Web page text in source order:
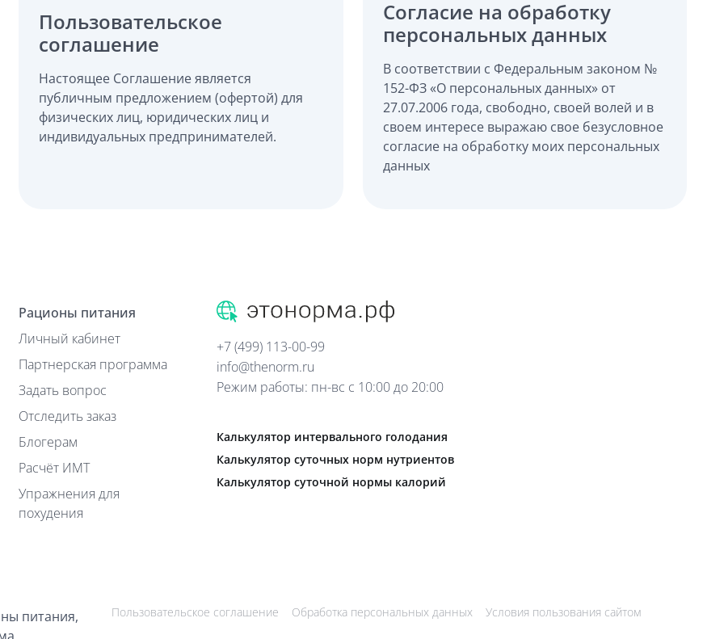
Пользовательское
соглашение
Настоящее Соглашение является
публичным предложением (офертой) для
физических лиц, юридических лиц и
индивидуальных предпринимателей.
Согласие на обработку
персональных данных
В соответствии с Федеральным законом №
152-ФЗ «О персональных данных» от
27.07.2006 года, свободно, своей волей и в
своем интересе выражаю свое безусловное
согласие на обработку моих персональных
данных
Рационы питания
Личный кабинет
Партнерская программа
Задать вопрос
Отследить заказ
Блогерам
Расчёт ИМТ
Упражнения для
похудения
+7 (499) 113-00-99
info@thenorm.ru
Режим работы: пн-вс с 10:00 до 20:00
Калькулятор интервального голодания
Калькулятор суточных норм нутриентов
Калькулятор суточной нормы калорий
питания,
Пользовательское соглашение Обработка персональных данных Условия пользования сайтом